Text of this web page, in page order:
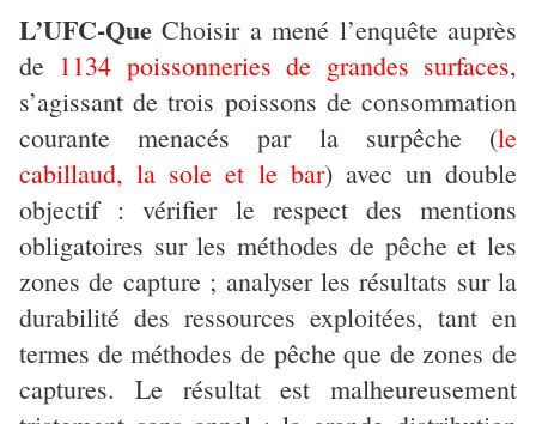
L’UFC-QueChoisir a mené l’enquête auprès
de 1134 poissonneries de grandes surfaces,
s’agissant de trois poissons de consommation
courante menacés par la surpêche (le
cabillaud, la sole et le bar) avec un double
objectif : vérifier le respect des mentions
obligatoires sur les méthodes de pêche et les
zones de capture ; analyser les résultats sur la
durabilité des ressources exploitées, tant en
termes de méthodes de pêche que de zones de
captures. Le résultat est malheureusement